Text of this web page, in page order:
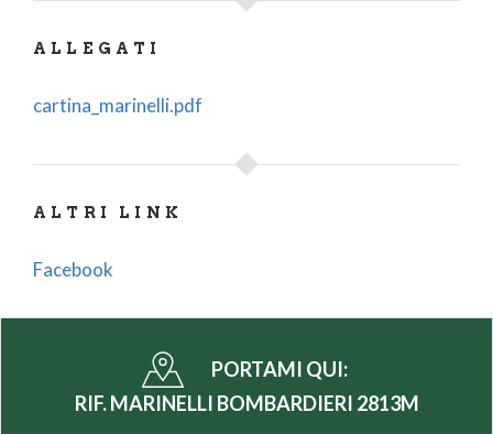
ALLEGATI
cartina_marinelli.pdf
ALTRI LINK
Facebook
PORTAMI QUI:
RIF. MARINELLI BOMBARDIERI 2813M